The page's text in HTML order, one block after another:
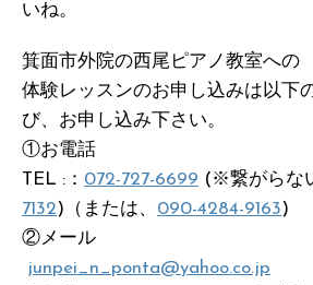
いね。
箕面市外院の西尾ピアノ教室への
体験レッスンのお申し込みは以下
び、お申し込み下さい。
①お電話
TEL :： 072-727-6699 (※繋がらな
7132)（または、 090-4284-9163)
②メール
junpei_n_ponta@yahoo.co.jp